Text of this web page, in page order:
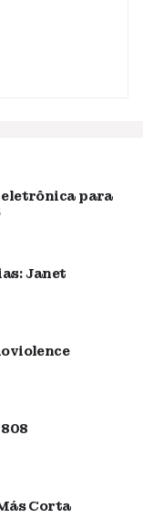
eletrônica para
Janet
Corta